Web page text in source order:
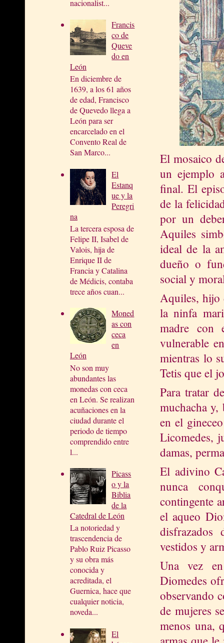
nacionalist...
Francis
co de
Queve
do en
León
En diciembre de
1639, a los 61 años
de edad, Francisco
de Quevedo llega a
León para ser
encarcelado en el
Convento Real de
San Marco...
El
Estanq
ue y la
Peregri
na
La tercera esposa de
Felipe II, Isabel de
Valois, hija de
Enrique II de
Francia y Catalina
de Médicis, contaba
trece años cuan...
Moned
as con
ceca
en
León
No son muy
abundantes las
monedas con ceca
en León. Se realizan
acuñaciones en la
ciudad durante el
periodo de tiempo
comprendido entre
l...
Picass
o y la
Biblia
de la
Catedral de León
La notoriedad y
trascendencia de
Pablo Ruiz Picasso
y su obra más
conocida y
acreditada, el
Guernica, hace que
cualquier noticia,
noveda...
El
El mosaico
un ejemplo
final. El
de la
por un
Aquiles
ideal de la
dueño o
social y
Aquiles, hijo
la ninfa
madre con
vulnerable
mientras lo
Tetis que el
Para tratar
muchacha
en el
Licomedes,
damas,
El adivino
nunca
contingente
el aqueo
disfrazados
vestidos y
Una vez
Diomedes
observando
de mujeres
menos una,